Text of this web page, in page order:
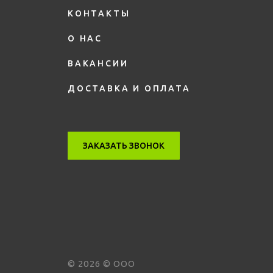
КОНТАКТЫ
О НАС
ВАКАНСИИ
ДОСТАВКА И ОПЛАТА
ЗАКАЗАТЬ ЗВОНОК
© 2026 © ООО